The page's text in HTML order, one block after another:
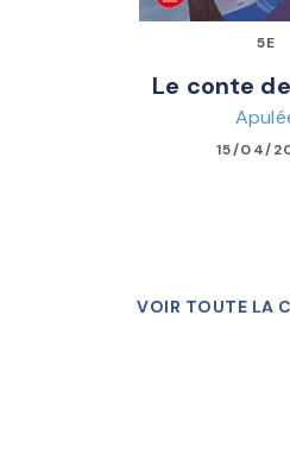
5E
Le conte
15/04/
VOIR TOUTE LA